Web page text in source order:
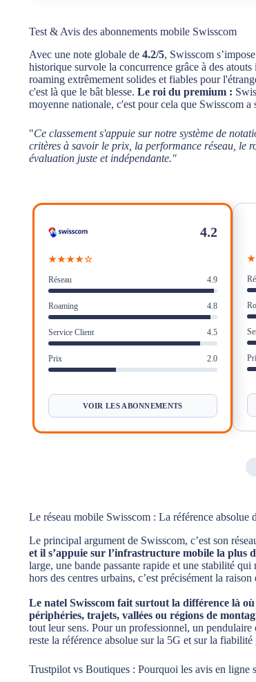
Le réseau mobile Swisscom : La référence
Trustpilot vs Boutiques : Pourquoi les
Swisscom : Le Paradoxe de l'E-Réputation
Service client Swisscom : notre Avis
Avantages et Inconvénients des
Verdict : Qui a vraiment intérêt à souscrire
Test & Avis des abonnements mobile Swisscom
Avec une note globale de 4.2/5, Swisscom
historique survole la concurrence grâce à des atouts
roaming extrêmement solides et fiables pour
c'est là que le bât blesse. Le roi du premium :
moyenne nationale, c'est pour cela que Swisscom a
"Ce classement s'appuie sur notre système de
critères à savoir le prix, la performance réseau, le
évaluation juste et indépendante."
4.2
★★★★☆
Réseau 4.9
Roaming 4.8
Service Client 4.5
Prix 2.0
VOIR LES ABONNEMENTS
Le réseau mobile Swisscom : La référence absolue
Le principal argument de Swisscom, c’est son
et il s’appuie sur l’infrastructure mobile la plus
large, une bande passante rapide et une stabilité
hors des centres urbains, c’est précisément la
Le natel Swisscom fait surtout la différence là
périphéries, trajets, vallées ou régions de
tout leur sens. Pour un professionnel, un
reste la référence absolue sur la 5G et sur la
Trustpilot vs Boutiques : Pourquoi les avis en ligne